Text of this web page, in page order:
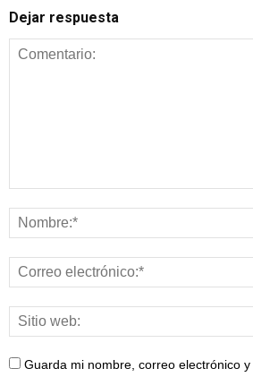
Dejar respuesta
Guarda mi nombre, correo electrónico